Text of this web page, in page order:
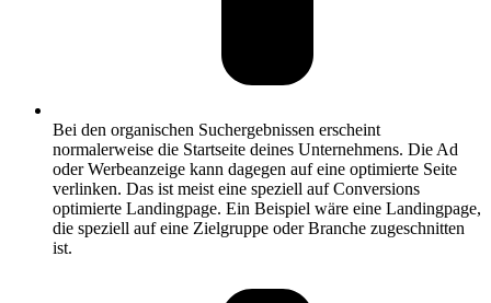
Bei den organischen Suchergebnissen erscheint
normalerweise die Startseite deines Unternehmens. Die Ad
oder Werbeanzeige kann dagegen auf eine optimierte Seite
verlinken. Das ist meist eine speziell auf Conversions
optimierte Landingpage. Ein Beispiel wäre eine Landingpage,
die speziell auf eine Zielgruppe oder Branche zugeschnitten
ist.